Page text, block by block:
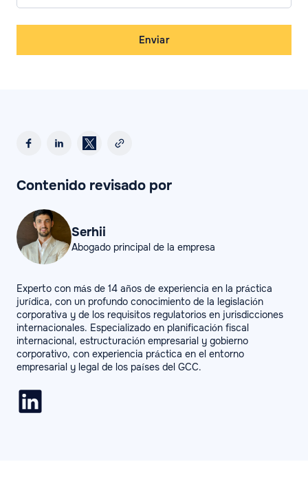
Enviar
Contenido revisado por
Serhii
Abogado principal de la empresa
Experto con más de 14 años de experiencia en la práctica
jurídica, con un profundo conocimiento de la legislación
corporativa y de los requisitos regulatorios en jurisdicciones
internacionales. Especializado en planificación fiscal
internacional, estructuración empresarial y gobierno
corporativo, con experiencia práctica en el entorno
empresarial y legal de los países del GCC.